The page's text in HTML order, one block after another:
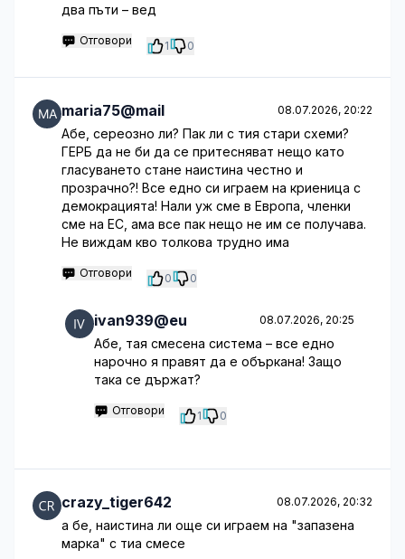
два пъти – вед
Отговори 1 0
maria75@mail 08.07.2026, 20:22
Абе, сереозно ли? Пак ли с тия стари схеми?
ГЕРБ да не би да се притесняват нещо като
гласуването стане наистина честно и
прозрачно?! Все едно си играем на криеница с
демокрацията! Нали уж сме в Европа, членки
сме на ЕС, ама все пак нещо не им се получава.
Не виждам кво толкова трудно има
Отговори 0 0
ivan939@eu 08.07.2026, 20:25
Абе, тая смесена система – все едно
нарочно я правят да е объркана! Защо
така се държат?
Отговори 1 0
crazy_tiger642 08.07.2026, 20:32
а бе, наистина ли още си играем на "запазена
марка" с тиа смесе